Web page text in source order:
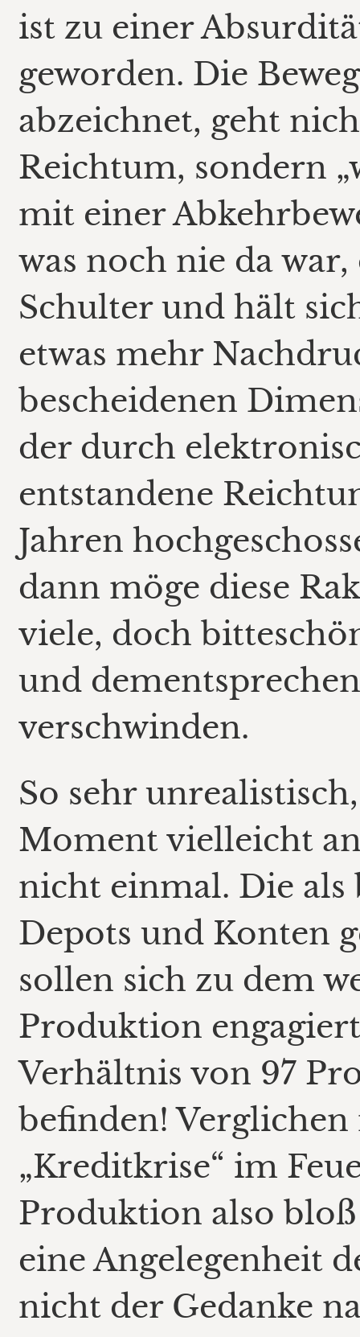
ist zu einer
geworden. Die
abzeichnet, geht
Reichtum, sondern
mit einer
was noch nie da
Schulter und hält
etwas mehr
bescheidenen
der durch
entstandene
Jahren
dann möge diese
viele, doch
und
verschwinden.
So sehr
Moment vielleicht
nicht einmal. Die als
Depots und Konten
sollen sich zu dem
Produktion
Verhältnis von 97
befinden!
„Kreditkrise“ im
Produktion also
eine Angelegenheit
nicht der Gedanke